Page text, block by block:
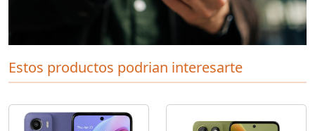
Estos productos podrian interesarte